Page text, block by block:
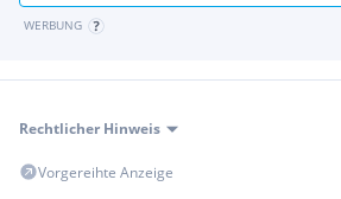
Spurwechselwarnung
Tempomat mit Bremsfunktion
Abstandstempomat
Regensensor
Spurhalte-Assistent
Klimaautomatik
WERBUNG
Rechtlicher Hinweis
Vorgereihte Anzeige